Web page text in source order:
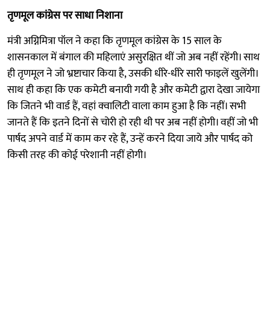
तृणमूल कांग्रेस पर साधा निशाना
मंत्री अग्निमित्रा पॉल ने कहा कि तृणमूल कांग्रेस के 15 साल के
शासनकाल में बंगाल की महिलाएं असुरक्षित थीं जो अब नहीं रहेंगी। साथ
ही तृणमूल ने जो भ्रष्टाचार किया है, उसकी धीरे-धीरे सारी फाइलें खुलेंगी।
साथ ही कहा कि एक कमेटी बनायी गयी है और कमेटी द्वारा देखा जायेगा
कि जितने भी वार्ड हैं, वहां क्वालिटी वाला काम हुआ है कि नहीं। सभी
जानते हैं कि इतने दिनों से चोरी हो रही थी पर अब नहीं होगी। वहीं जो भी
पार्षद अपने वार्ड में काम कर रहे हैं, उन्हें करने दिया जाये और पार्षद को
किसी तरह की कोई परेशानी नहीं होगी।